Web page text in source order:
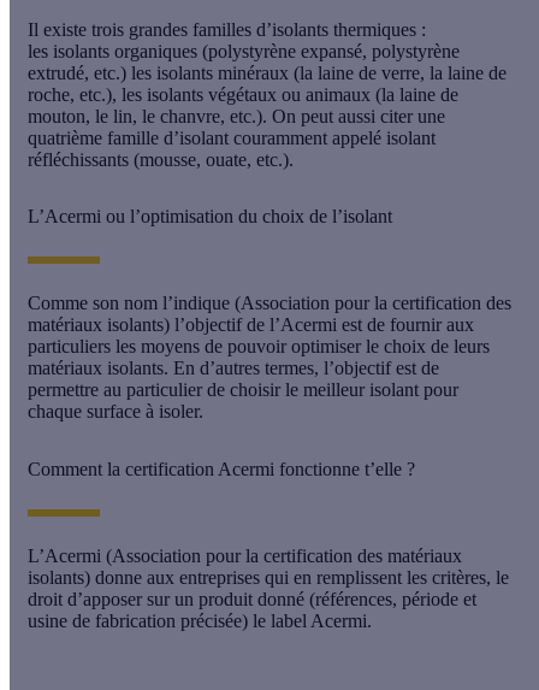
Il existe trois grandes familles d’isolants thermiques :
les isolants organiques (polystyrène expansé, polystyrène
extrudé, etc.) les isolants minéraux (la laine de verre, la laine de
roche, etc.), les isolants végétaux ou animaux (la laine de
mouton, le lin, le chanvre, etc.). On peut aussi citer une
quatrième famille d’isolant couramment appelé isolant
réfléchissants (mousse, ouate, etc.).
L’Acermi ou l’optimisation du choix de l’isolant
Comme son nom l’indique (Association pour la certification des
matériaux isolants) l’objectif de l’Acermi est de fournir aux
particuliers les moyens de pouvoir optimiser le choix de leurs
matériaux isolants. En d’autres termes, l’objectif est de
permettre au particulier de choisir le meilleur isolant pour
chaque surface à isoler.
Comment la certification Acermi fonctionne t’elle ?
L’Acermi (Association pour la certification des matériaux
isolants) donne aux entreprises qui en remplissent les critères, le
droit d’apposer sur un produit donné (références, période et
usine de fabrication précisée) le label Acermi.